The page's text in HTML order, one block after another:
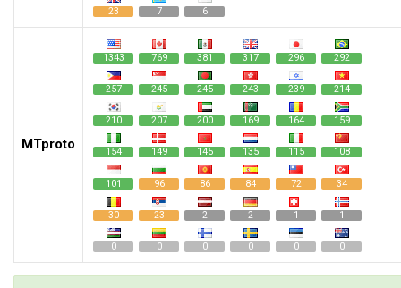
23 7 6
MTproto
1343 769 381 317 296 292
257 245 245 243 239 214
210 207 200 169 164 159
154 149 145 135 115 108
101 96 86 84 72 34
30 23 2 2 1 1
0 0 0 0 0 0